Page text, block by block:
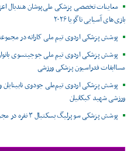
معاینات تخصصی پزشکی ملی‌پوشان هندبال
بازی‌های آسیایی ناگویا ۲۰۲۶
پوشش پزشکی اردوی تیم ملی کاراته در
پوشش پزشکی اردوی تیم ملی جوجیتسوی
مساابقات فدراسیون پزشکی ورزشی
پوشش پزشکی اردوی تیم‌ملی جودوی نابینایان
ورزشی شهید کبکانیان
پوشش پزشکی سوپرلیگ بسکتبال ۳ نفره در مجموعه ورزشی انقلاب